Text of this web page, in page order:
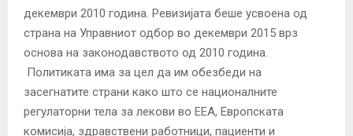
декември 2010 година. Ревизијата беше усвоена од
страна на Управниот одбор во декември 2015 врз
основа на законодавството од 2010 година.
Политиката има за цел да им обезбеди на
засегнатите страни како што се националните
регулаторни тела за лекови во ЕЕА, Европската
комисија, здравствени работници, пациенти и